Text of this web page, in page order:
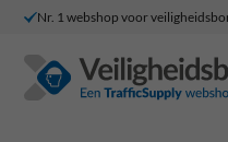
Nr. 1 webshop voor